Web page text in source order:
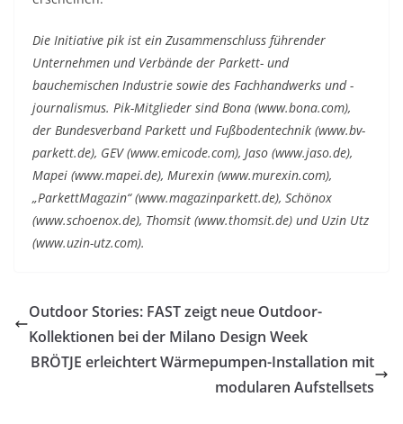
Die Initiative pik ist ein Zusammenschluss führender
Unternehmen und Verbände der Parkett- und
bauchemischen Industrie sowie des Fachhandwerks und -
journalismus. Pik-Mitglieder sind Bona (www.bona.com),
der Bundesverband Parkett und Fußbodentechnik (www.bv-
parkett.de), GEV (www.emicode.com), Jaso (www.jaso.de),
Mapei (www.mapei.de), Murexin (www.murexin.com),
„ParkettMagazin“ (www.magazinparkett.de), Schönox
(www.schoenox.de), Thomsit (www.thomsit.de) und Uzin Utz
(www.uzin-utz.com).
Outdoor Stories: FAST zeigt neue Outdoor-
Kollektionen bei der Milano Design Week
BRÖTJE erleichtert Wärmepumpen-Installation mit
modularen Aufstellsets